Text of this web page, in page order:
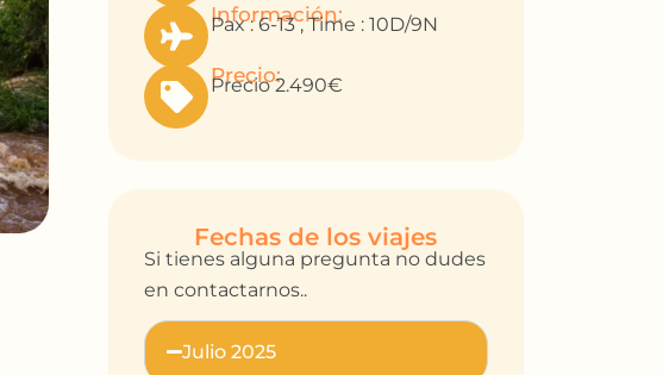
Información:
Pax : 6-13 , Time : 10D/9N
Precio:
Precio 2.490€
Fechas de los viajes
Si tienes alguna pregunta no dudes
en contactarnos..
Julio 2025